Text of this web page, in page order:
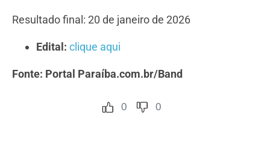
Resultado final: 20 de janeiro de 2026
Edital: clique aqui
Fonte: Portal Paraíba.com.br/Band
0 0